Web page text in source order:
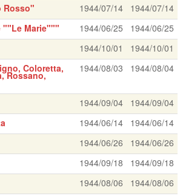
Rosso" 1944/07/14
1944/07/14
""Le Marie"""
1944/06/25
1944/06/25
1944/10/01
1944/10/01
Coloretta,
Rossano,
1944/08/03 1944/08/04
1944/09/04
1944/09/04
1944/06/14
1944/06/14
1944/06/26
1944/06/26
1944/09/18
1944/09/18
1944/08/06
1944/08/06